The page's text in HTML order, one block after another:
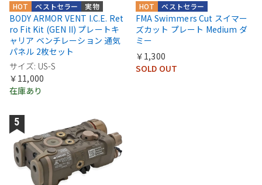
実物
ベストセラー
HOT
BODY ARMOR VENT I.C.E. Ret
ro Fit Kit (GEN II) プレートキ
ャリア ベンチレーション 通気
パネル 2枚セット
サイズ: US-S
￥11,000
在庫あり
ベストセラー
HOT
FMA Swimmers Cut スイマー
ズカット プレート Medium ダ
ミー
￥1,300
SOLD OUT